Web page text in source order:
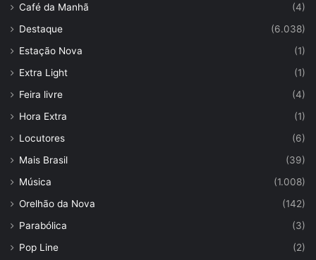
Café da Manhã
(4)
Destaque
(6.038)
Estação Nova
(1)
Extra Light
(1)
Feira livre
(4)
Hora Extra
(1)
Locutores
(6)
Mais Brasil
(39)
Música
(1.008)
Orelhão da Nova
(142)
Parabólica
(3)
Pop Line
(2)